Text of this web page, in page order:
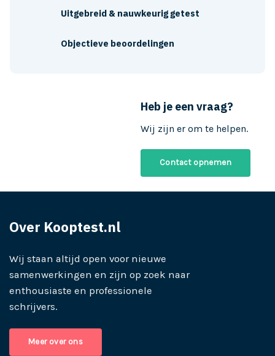
Heb je een vraag?
Wij zijn er om te helpen.
Contact opnemen
Uitgebreid & nauwkeurig getest
Objectieve beoordelingen
Over Kooptest.nl
Wij staan altijd open voor nieuwe
samenwerkingen en zijn op zoek naar
enthousiaste en professionele
schrijvers.
Meer over ons